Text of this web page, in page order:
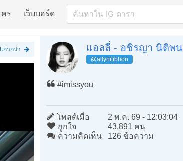
คร เว็บบอร์ด
เก่ากว่า แอลลี่ - อชิรญา นิติพน
@allynitibhon
#imissyou
โพสต์เมื่อ
2 พ.ค. 69 - 12:03:04
ถูกใจ
43,891 คน
ความคิดเห็น
126 ข้อความ